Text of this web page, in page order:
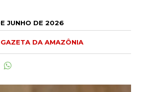
JUNHO DE 2026
DA AMAZÔNIA